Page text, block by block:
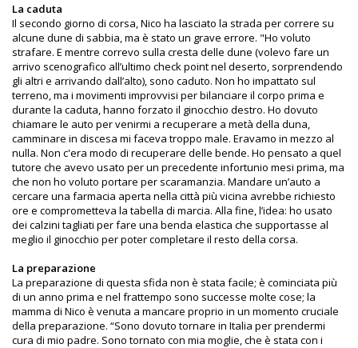
La caduta
Il secondo giorno di corsa, Nico ha lasciato la strada per correre su
alcune dune di sabbia, ma è stato un grave errore. "Ho voluto
strafare. E mentre correvo sulla cresta delle dune (volevo fare un
arrivo scenografico all’ultimo check point nel deserto, sorprendendo
gli altri e arrivando dall’alto), sono caduto. Non ho impattato sul
terreno, ma i movimenti improvvisi per bilanciare il corpo prima e
durante la caduta, hanno forzato il ginocchio destro. Ho dovuto
chiamare le auto per venirmi a recuperare a metà della duna,
camminare in discesa mi faceva troppo male. Eravamo in mezzo al
nulla. Non c'era modo di recuperare delle bende. Ho pensato a quel
tutore che avevo usato per un precedente infortunio mesi prima, ma
che non ho voluto portare per scaramanzia. Mandare un’auto a
cercare una farmacia aperta nella città più vicina avrebbe richiesto
ore e comprometteva la tabella di marcia. Alla fine, l’idea: ho usato
dei calzini tagliati per fare una benda elastica che supportasse al
meglio il ginocchio per poter completare il resto della corsa.
La preparazione
La preparazione di questa sfida non è stata facile; è cominciata più
di un anno prima e nel frattempo sono successe molte cose; la
mamma di Nico è venuta a mancare proprio in un momento cruciale
della preparazione. “Sono dovuto tornare in Italia per prendermi
cura di mio padre. Sono tornato con mia moglie, che è stata con i